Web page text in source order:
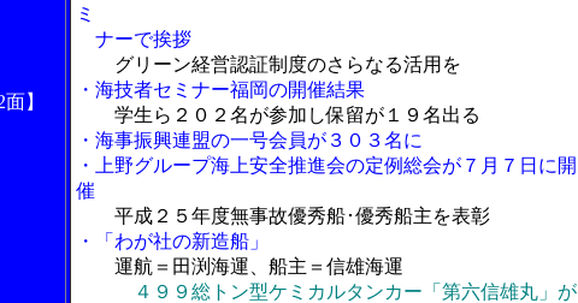
】
ミ
ナーで挨拶
グリーン経営認証制度のさらなる活用を
・海技者セミナー福岡の開催結果
学生ら２０２名が参加し保留が１９名出る
・海事振興連盟の一号会員が３０３名に
・上野グループ海上安全推進会の定例総会が７月７日に開
催
平成２５年度無事故優秀船･優秀船主を表彰
・「わが社の新造船」
運航＝田渕海運、船主＝信雄海運
４９９総トン型ケミカルタンカー「第六信雄丸」が